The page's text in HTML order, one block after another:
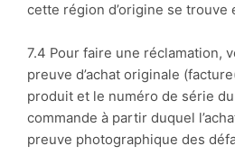
cette région d’origine se trouve
7.4 Pour faire une réclamation,
preuve d’achat originale
produit et le numéro de série
commande à partir duquel
preuve photographique des